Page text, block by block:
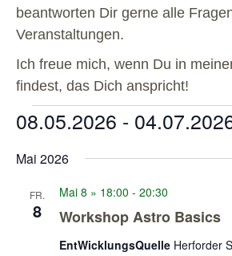
beantworten Dir gerne alle
Veranstaltungen.
Ich freue mich, wenn Du in
findest, das Dich anspricht!
08.05.2026 -
wählen.
Mai 2026
FR.
8 Workshop Astro Basics
Mai 8 » 18:00 - 20:30
EntWicklungsQuelle Herforder